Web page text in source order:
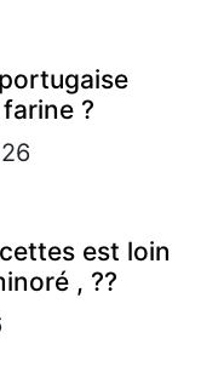
?
est loin
, ??